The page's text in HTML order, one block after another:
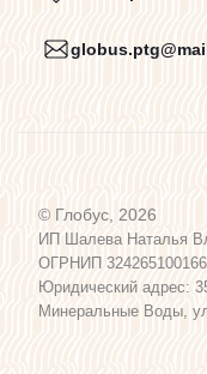
Пользовательское
Программа
Карта сайта
© Глобус, 2026
ИП Шалева Наталья
ОГРНИП
Юридический адрес:
Минеральные Воды,